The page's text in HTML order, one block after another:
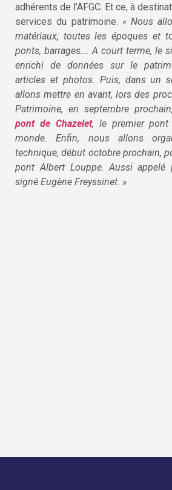
adhérents de l’AFGC. Et ce, à
services du patrimoine. « Nous
matériaux, toutes les époques et
ponts, barrages…. A court terme, le
enrichi de données sur le
articles et photos. Puis, dans un
allons mettre en avant, lors des
Patrimoine, en septembre
pont de Chazelet, le premier
monde. Enfin, nous allons
technique, début octobre prochain,
pont Albert Louppe.Aussi appelé
signé Eugène Freyssinet. »